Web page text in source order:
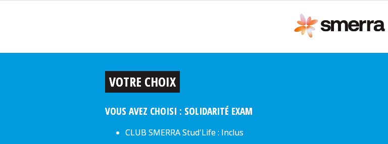
VOTRE CHOIX
VOUS AVEZ CHOISI : SOLIDARITÉ EXAM
CLUB SMERRA Stud'Life : Inclus